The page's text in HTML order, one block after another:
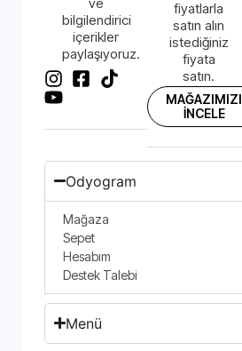
bilgilendirici
içerikler
paylaşıyoruz.
fiyatlarla
satın alın
istediğiniz
fiyata
satın.
MAĞAZIMIZI
İNCELE
Odyogram
Mağaza
Sepet
Hesabım
Destek Talebi
Menü